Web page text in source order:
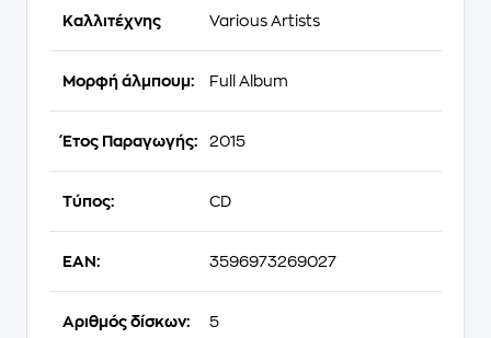
Καλλιτέχνης Various Artists
Μορφή άλμπουμ: Full Album
Έτος Παραγωγής: 2015
Τύπος: CD
EAN: 3596973269027
Αριθμός δίσκων: 5